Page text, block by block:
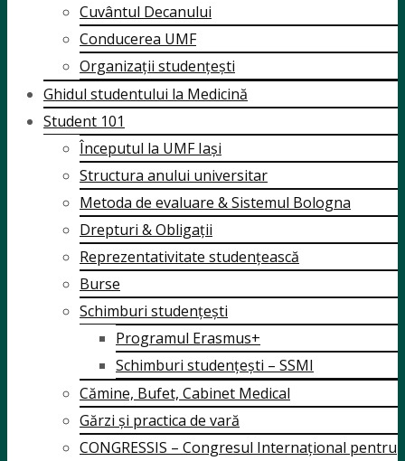
Cuvântul Decanului
Conducerea UMF
Organizații studențești
Ghidul studentului la Medicină
Student 101
Începutul la UMF Iași
Structura anului universitar
Metoda de evaluare & Sistemul Bologna
Drepturi & Obligații
Reprezentativitate studențească
Burse
Schimburi studențești
Programul Erasmus+
Schimburi studențești – SSMI
Cămine, Bufet, Cabinet Medical
Gărzi și practica de vară
CONGRESSIS – Congresul Internațional pentru